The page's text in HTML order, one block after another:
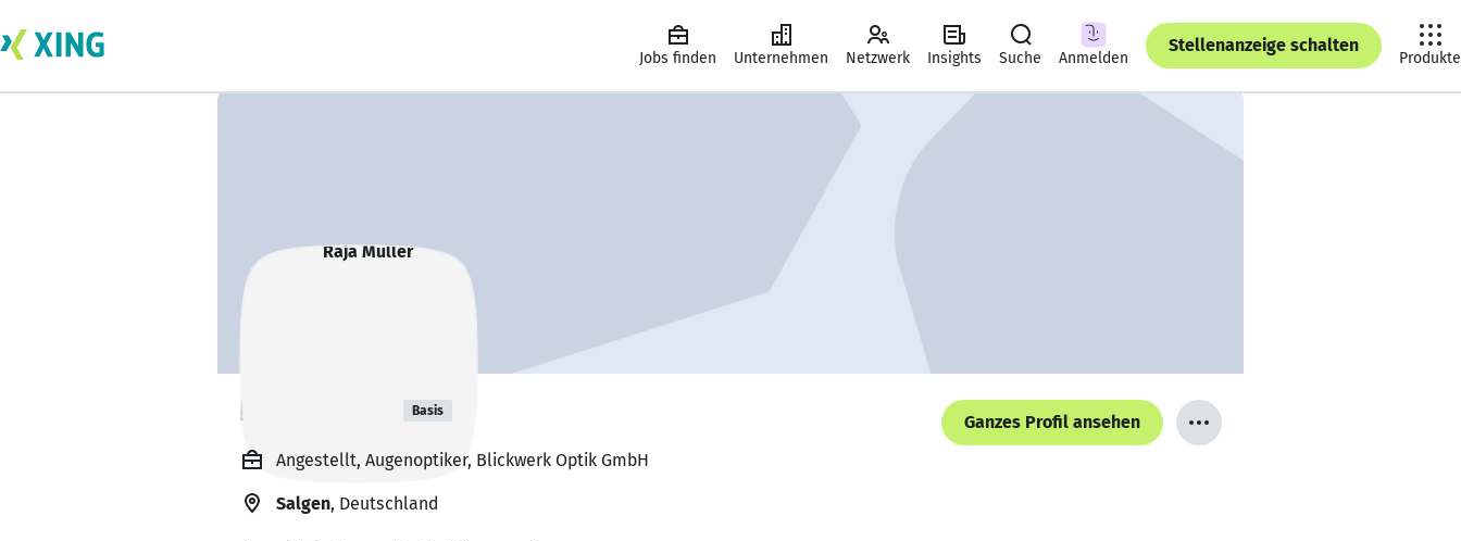
Jobs finden Unternehmen Netzwerk Insights Suche Anmelden
Stellenanzeige schalten
Produkte
Raja Müller Basis
Ganzes Profil ansehen
Angestellt, Augenoptiker, Blickwerk Optik GmbH
Salgen, Deutschland